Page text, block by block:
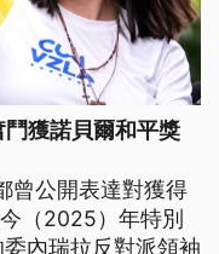
獲諾貝爾和平獎
曾公開表達對獲得
（2025）年特別
內瑞拉反對派領袖